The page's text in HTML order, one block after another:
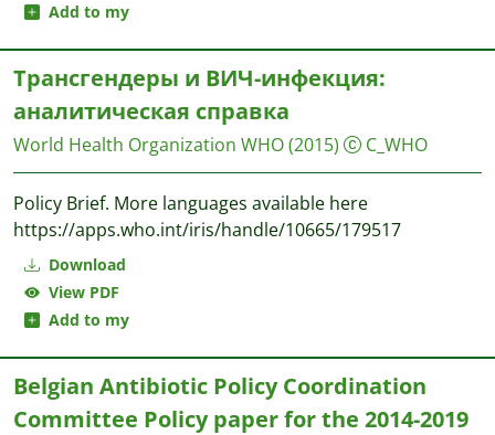
Add to my
Download
View PDF
Add to my
Трансгендеры и ВИЧ-инфекция:
аналитическая справка
World Health Organization WHO(2015) C_WHO
Policy Brief. More languages available here
https://apps.who.int/iris/handle/10665/179517
Belgian Antibiotic Policy Coordination
Committee Policy paper for the 2014-2019